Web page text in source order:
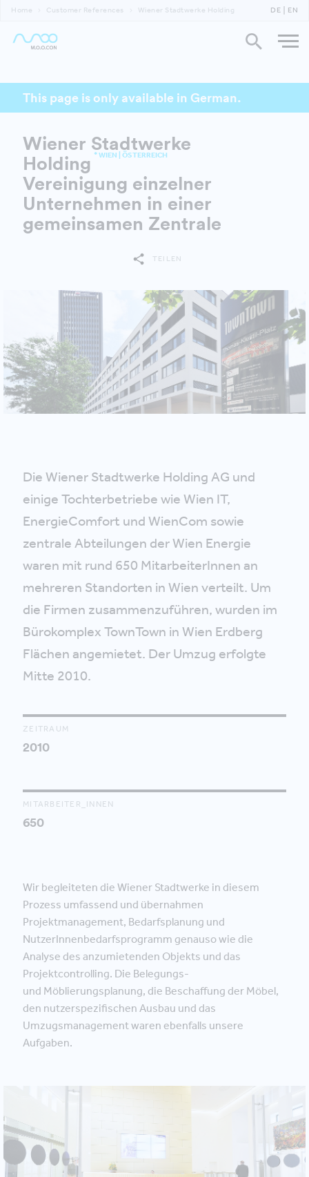
Home Customer References Wiener Stadtwerke Holding DE EN
This page is only available in German.
Wiener Stadtwerke
Holding * WIEN | ÖSTERREICH
Vereinigung einzelner
Unternehmen in einer
gemeinsamen Zentrale
TEILEN
Die Wiener Stadtwerke Holding AG und
einige Tochterbetriebe wie Wien IT,
EnergieComfort und WienCom sowie
zentrale Abteilungen der Wien Energie
waren mit rund 650 MitarbeiterInnen an
mehreren Standorten in Wien verteilt. Um
die Firmen zusammenzuführen, wurden im
Bürokomplex TownTown in Wien Erdberg
Flächen angemietet. Der Umzug erfolgte
Mitte 2010.
ZEITRAUM
2010
MITARBEITER_INNEN
650
Wir begleiteten die Wiener Stadtwerke in diesem
Prozess umfassend und übernahmen
Projektmanagement, Bedarfsplanung und
NutzerInnenbedarfsprogramm genauso wie die
Analyse des anzumietenden Objekts und das
Projektcontrolling. Die Belegungs-
und Möblierungsplanung, die Beschaffung der Möbel,
den nutzerspezifischen Ausbau und das
Umzugsmanagement waren ebenfalls unsere
Aufgaben.